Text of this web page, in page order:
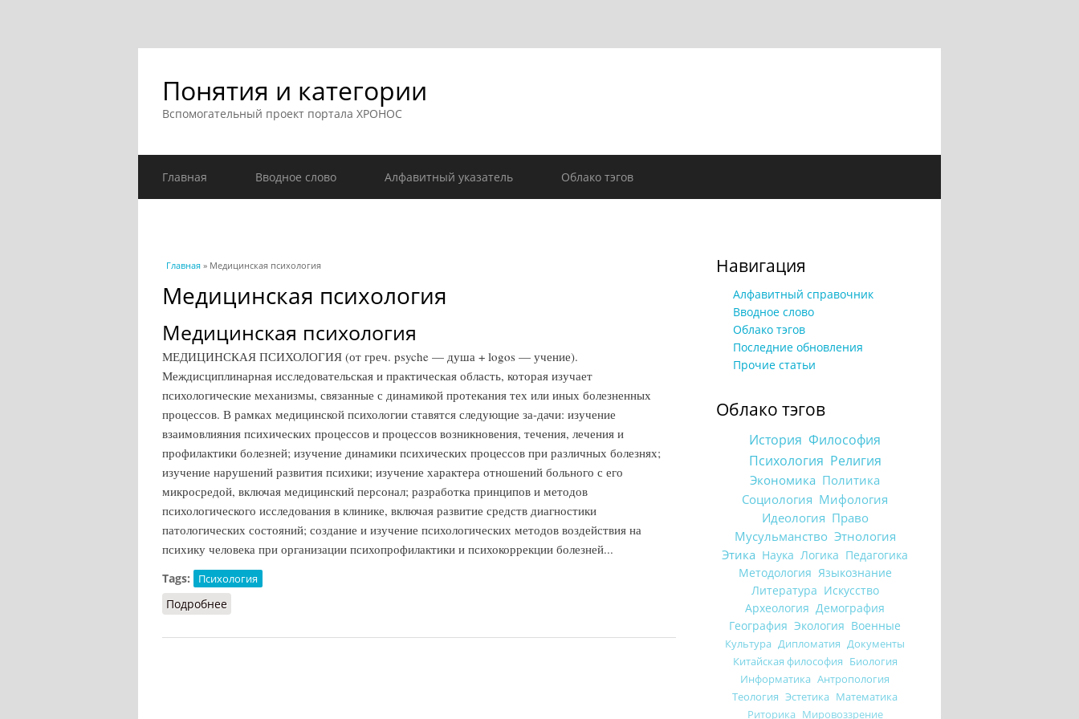
Понятия и категории
Вспомогательный проект портала ХРОНОС
Главная Вводное слово Алфавитный указатель Облако тэгов
Вы здесь
Главная » Медицинская психология
Медицинская психология
Медицинская психология
МЕДИЦИНСКАЯ ПСИХОЛОГИЯ (от греч. psyche — душа + logos — учение).
Междисциплинарная исследовательская и практическая область, которая изучает
психологические механизмы, связанные с динамикой протекания тех или иных болезненных
процессов. В рамках медицинской психологии ставятся следующие за-дачи: изучение
взаимовлияния психических процессов и процессов возникновения, течения, лечения и
профилактики болезней; изучение динамики психических процессов при различных болезнях;
изучение нарушений развития психики; изучение характера отношений больного с его
микросредой, включая медицинский персонал; разработка принципов и методов
психологического исследования в клинике, включая развитие средств диагностики
патологических состояний; создание и изучение психологических методов воздействия на
психику человека при организации психопрофилактики и психокоррекции болезней...
Tags: Психология
Подробнее
Навигация
Алфавитный справочник
Вводное слово
Облако тэгов
Последние обновления
Прочие статьи
Облако тэгов
История Философия
Психология Религия
Экономика Политика
Социология Мифология
Идеология Право
Мусульманство Этнология
Этика Наука Логика Педагогика
Методология Языкознание
Литература Искусство
Археология Демография
География Экология Военные
Культура Дипломатия Документы
Китайская философия Биология
Информатика Антропология
Теология Эстетика Математика
Риторика Мировоззрение